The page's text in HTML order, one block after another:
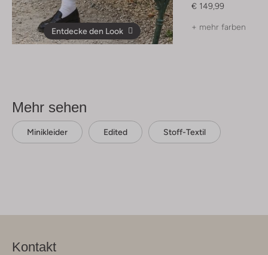
Entdecke den Look
€ 149,99
+ mehr farben
Mehr sehen
Minikleider Edited Stoff-Textil
Kontakt